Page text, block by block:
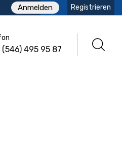
Anmelden Registrieren
495 95 87